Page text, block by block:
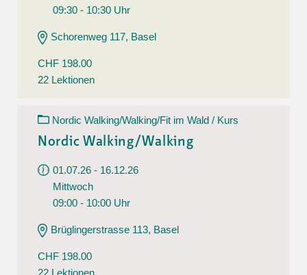
09:30 - 10:30 Uhr
Schorenweg 117, Basel
CHF 198.00
22 Lektionen
Nordic Walking/Walking/Fit im Wald / Kurs
Nordic Walking/Walking
01.07.26 - 16.12.26
Mittwoch
09:00 - 10:00 Uhr
Brüglingerstrasse 113, Basel
CHF 198.00
22 Lektionen